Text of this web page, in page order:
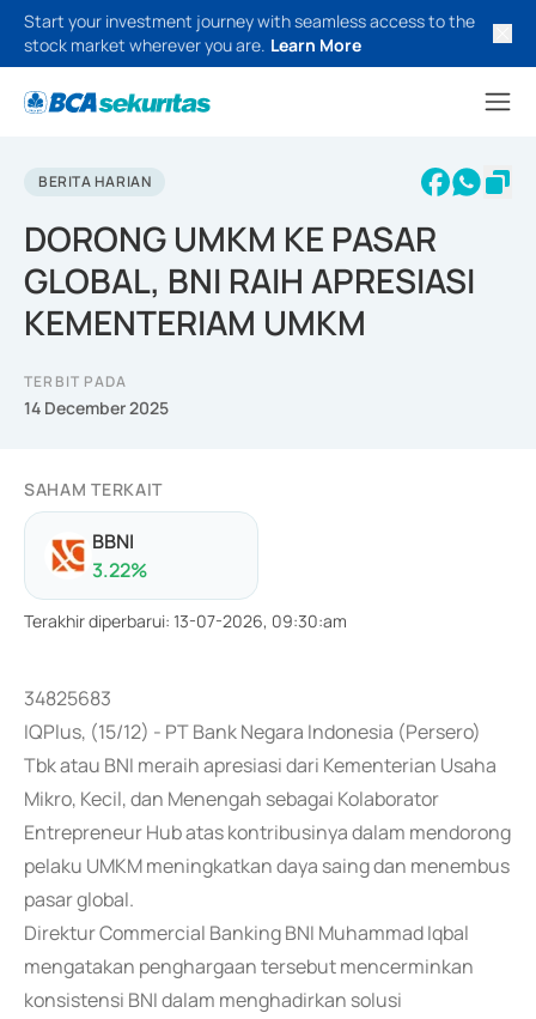
Start your investment journey with seamless access to the
stock market wherever you are. Learn More
BERITA HARIAN
DORONG UMKM KE PASAR
GLOBAL, BNI RAIH APRESIASI
KEMENTERIAM UMKM
TERBIT PADA
14 December 2025
SAHAM TERKAIT
BBNI
3.22%
Terakhir diperbarui: 13-07-2026, 09:30:am
34825683
IQPlus, (15/12) - PT Bank Negara Indonesia (Persero)
Tbk atau BNI meraih apresiasi dari Kementerian Usaha
Mikro, Kecil, dan Menengah sebagai Kolaborator
Entrepreneur Hub atas kontribusinya dalam mendorong
pelaku UMKM meningkatkan daya saing dan menembus
pasar global.
Direktur Commercial Banking BNI Muhammad Iqbal
mengatakan penghargaan tersebut mencerminkan
konsistensi BNI dalam menghadirkan solusi